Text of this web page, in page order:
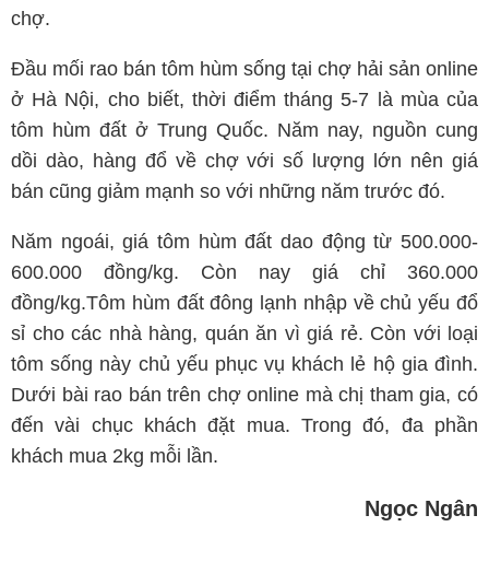
chợ.
Đầu mối rao bán tôm hùm sống tại chợ hải sản online
ở Hà Nội, cho biết, thời điểm tháng 5-7 là mùa của
tôm hùm đất ở Trung Quốc. Năm nay, nguồn cung
dồi dào, hàng đổ về chợ với số lượng lớn nên giá
bán cũng giảm mạnh so với những năm trước đó.
Năm ngoái, giá tôm hùm đất dao động từ 500.000-
600.000 đồng/kg. Còn nay giá chỉ 360.000
đồng/kg.Tôm hùm đất đông lạnh nhập về chủ yếu đổ
sỉ cho các nhà hàng, quán ăn vì giá rẻ. Còn với loại
tôm sống này chủ yếu phục vụ khách lẻ hộ gia đình.
Dưới bài rao bán trên chợ online mà chị tham gia, có
đến vài chục khách đặt mua. Trong đó, đa phần
khách mua 2kg mỗi lần.
Ngọc Ngân